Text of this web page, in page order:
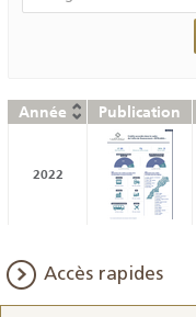
Année Publication
2022
Accès rapides